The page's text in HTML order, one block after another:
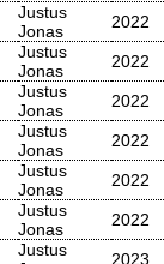
Justus
Jonas
2022
Justus
Jonas
2022
Justus
Jonas
2022
Justus
Jonas
2022
Justus
Jonas
2022
Justus
Jonas
2022
Justus
2023